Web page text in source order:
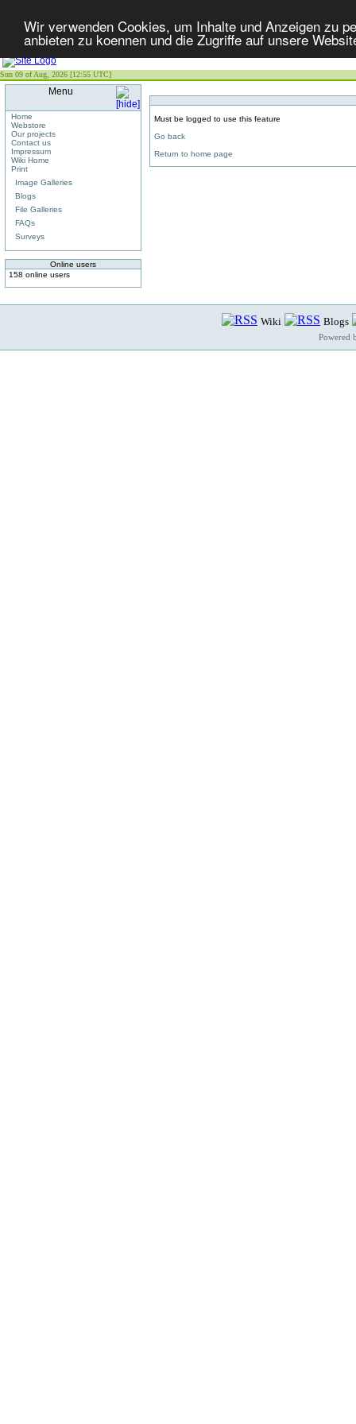
Wir verwenden Cookies, um Inhalte und Anzeigen zu
anbieten zu koennen und die Zugriffe auf unsere
Sun 09 of Aug, 2026 [12:55 UTC]
Menu
Home
Webstore
Our projects
Contact us
Impressum
Wiki Home
Print
Image Galleries
Blogs
File Galleries
FAQs
Surveys
Online users
158 online users
Must be logged to use this feature
Go back
Return to home page
Wiki Blogs
Powered